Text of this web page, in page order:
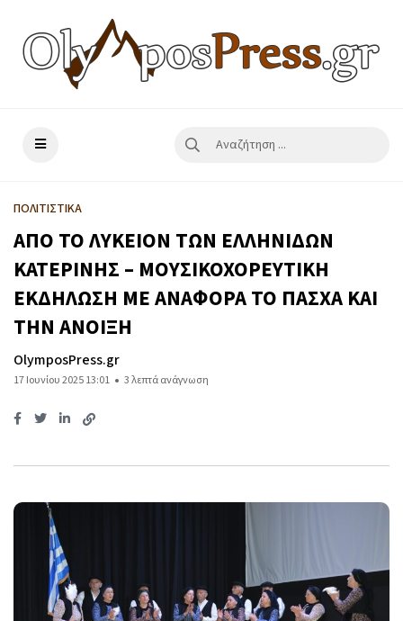
ΠΟΛΙΤΙΣΤΙΚΑ
ΑΠΟ ΤΟ ΛΥΚΕΙΟΝ ΤΩΝ ΕΛΛΗΝΙΔΩΝ
ΚΑΤΕΡΙΝΗΣ – ΜΟΥΣΙΚΟΧΟΡΕΥΤΙΚΗ
ΕΚΔΗΛΩΣΗ ΜΕ ΑΝΑΦΟΡΑ ΤΟ ΠΑΣΧΑ ΚΑΙ
ΤΗΝ ΑΝΟΙΞΗ
OlymposPress.gr
17 Ιουνίου 2025 13:01 3 λεπτά ανάγνωση